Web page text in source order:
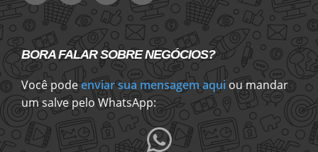
BORA FALAR SOBRE NEGÓCIOS?
Você podeenviar sua mensagem aqui ou mandar
um salve pelo WhatsApp: